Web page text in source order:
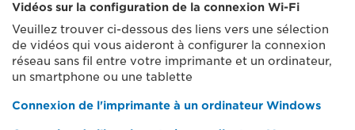
Vidéos sur la configuration de la connexion Wi-Fi
Veuillez trouver ci-dessous des liens vers une sélection
de vidéos qui vous aideront à configurer la connexion
réseau sans fil entre votre imprimante et un ordinateur,
un smartphone ou une tablette
Connexion de l'imprimante à un ordinateur Windows